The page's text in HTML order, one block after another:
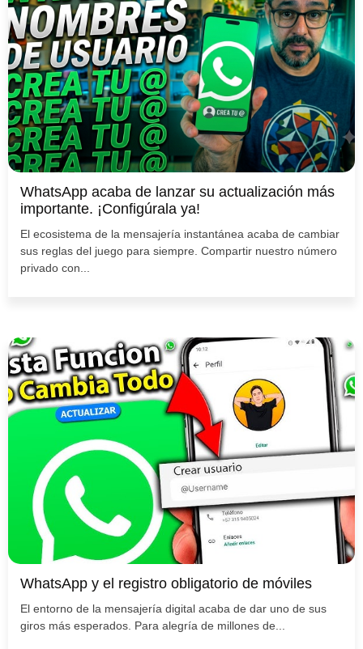
WhatsApp acaba de lanzar su actualización más
importante. ¡Configúrala ya!
El ecosistema de la mensajería instantánea acaba de cambiar
sus reglas del juego para siempre. Compartir nuestro número
privado con...
WhatsApp y el registro obligatorio de móviles
El entorno de la mensajería digital acaba de dar uno de sus
giros más esperados. Para alegría de millones de...